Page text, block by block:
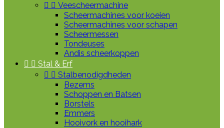
  Veescheermachine
Scheermachines voor koeien
Scheermachines voor schapen
Scheermessen
Tondeuses
Andis scheerkoppen
  Stal & Erf
  Stalbenodigdheden
Bezems
Schoppen en Batsen
Borstels
Emmers
Hooivork en hooihark